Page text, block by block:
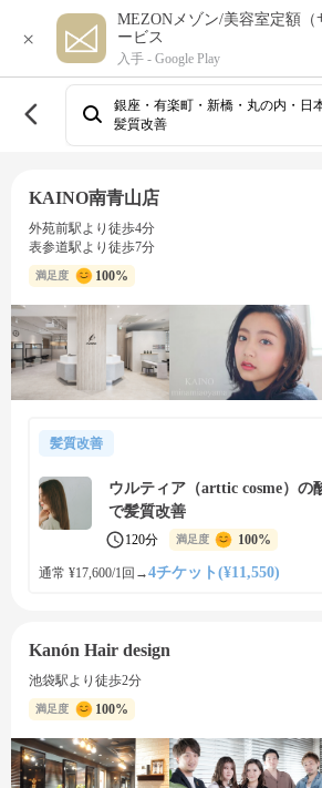
×
MEZONメゾン/美容室定額（
ービス
入手 - Google Play
髪質改善
KAINO南青山店
外苑前駅より徒歩4分
表参道駅より徒歩7分
満足度 100%
髪質改善
ウルティア（arttic cosme）の
で髪質改善
120分 満足度 100%
通常 ¥17,600/1回 →4チケット(¥11,550)
Kanón Hair design
池袋駅より徒歩2分
満足度 100%